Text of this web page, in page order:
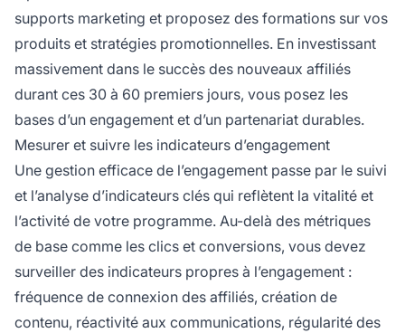
supports marketing et proposez des formations sur vos
produits et stratégies promotionnelles. En investissant
massivement dans le succès des nouveaux affiliés
durant ces 30 à 60 premiers jours, vous posez les
bases d’un engagement et d’un partenariat durables.
Mesurer et suivre les indicateurs d’engagement
Une gestion efficace de l’engagement passe par le suivi
et l’analyse d’indicateurs clés qui reflètent la vitalité et
l’activité de votre programme. Au-delà des métriques
de base comme les clics et conversions, vous devez
surveiller des indicateurs propres à l’engagement :
fréquence de connexion des affiliés, création de
contenu, réactivité aux communications, régularité des